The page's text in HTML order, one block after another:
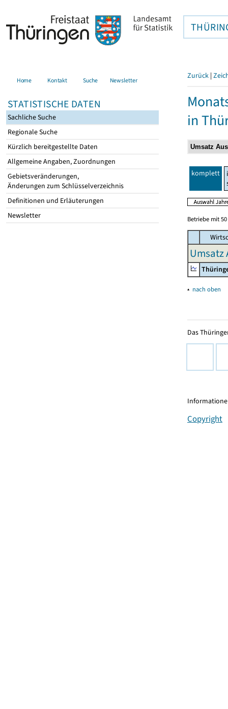
Home Kontakt Suche Newsletter
STATISTISCHE DATEN
Sachliche Suche
Regionale Suche
Kürzlich bereitgestellte Daten
Allgemeine Angaben, Zuordnungen
Gebietsveränderungen,
Änderungen zum Schlüsselverzeichnis
Definitionen und Erläuterungen
Newsletter
Zurück |
in
komplett
Betriebe mit
Umsatz
▴ nach oben
Das
Copyright